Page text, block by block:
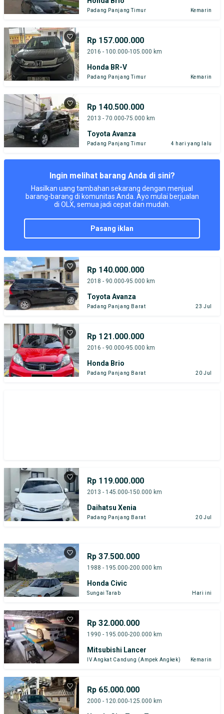
Padang Panjang Timur Kemarin
Rp 157.000.000
2016 - 100.000-105.000 km
Honda BR-V
Padang Panjang Timur Kemarin
Rp 140.500.000
2013 - 70.000-75.000 km
Toyota Avanza
Padang Panjang Timur 4 hari yang lalu
Ingin melihat barang Anda di sini?
Hasilkan uang tambahan sekarang dengan menjual
barang-barang di komunitas Anda. Ayo mulai berjualan
di OLX, semua jadi cepat dan mudah.
pasang iklan
Rp 140.000.000
2018 - 90.000-95.000 km
Toyota Avanza
Padang Panjang Barat 23 Jul
Rp 121.000.000
2016 - 90.000-95.000 km
Honda Brio
Padang Panjang Barat 20 Jul
Rp 119.000.000
2013 - 145.000-150.000 km
Daihatsu Xenia
Padang Panjang Barat 20 Jul
Rp 37.500.000
1988 - 195.000-200.000 km
Honda Civic
Sungai Tarab Hari ini
Rp 32.000.000
1990 - 195.000-200.000 km
Mitsubishi Lancer
IV Angkat Candung (Ampek Angkek) Kemarin
Rp 65.000.000
2000 - 120.000-125.000 km